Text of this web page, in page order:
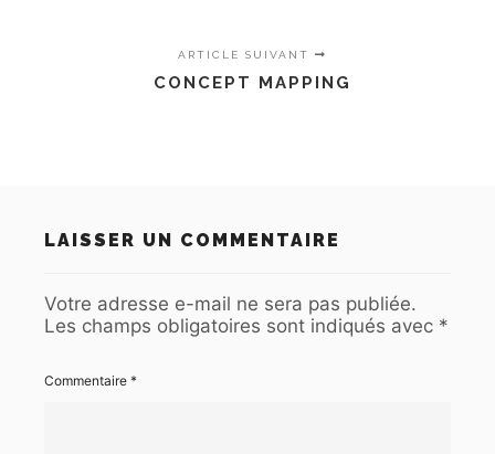
ARTICLE SUIVANT
CONCEPT MAPPING
LAISSER UN COMMENTAIRE
Votre adresse e-mail ne sera pas publiée.
Les champs obligatoires sont indiqués avec *
Commentaire *